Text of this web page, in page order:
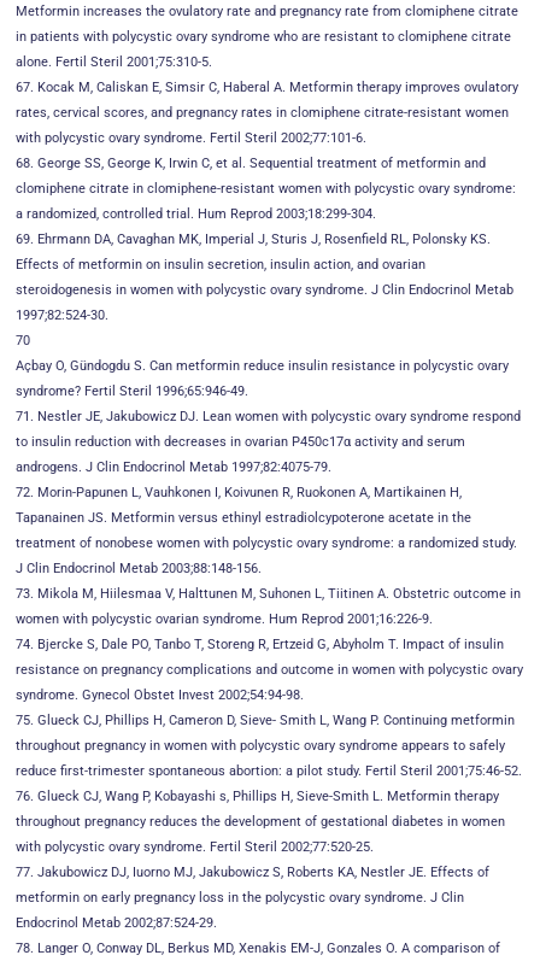
Metformin increases the ovulatory rate and pregnancy rate from clomiphene citrate
in patients with polycystic ovary syndrome who are resistant to clomiphene citrate
alone. Fertil Steril 2001;75:310-5.
67. Kocak M, Caliskan E, Simsir C, Haberal A. Metformin therapy improves ovulatory
rates, cervical scores, and pregnancy rates in clomiphene citrate-resistant women
with polycystic ovary syndrome. Fertil Steril 2002;77:101-6.
68. George SS, George K, Irwin C, et al. Sequential treatment of metformin and
clomiphene citrate in clomiphene-resistant women with polycystic ovary syndrome:
a randomized, controlled trial. Hum Reprod 2003;18:299-304.
69. Ehrmann DA, Cavaghan MK, Imperial J, Sturis J, Rosenfield RL, Polonsky KS.
Effects of metformin on insulin secretion, insulin action, and ovarian
steroidogenesis in women with polycystic ovary syndrome. J Clin Endocrinol Metab
1997;82:524-30.
70
Açbay O, Gündogdu S. Can metformin reduce insulin resistance in polycystic ovary
syndrome? Fertil Steril 1996;65:946-49.
71. Nestler JE, Jakubowicz DJ. Lean women with polycystic ovary syndrome respond
to insulin reduction with decreases in ovarian P450c17α activity and serum
androgens. J Clin Endocrinol Metab 1997;82:4075-79.
72. Morin-Papunen L, Vauhkonen I, Koivunen R, Ruokonen A, Martikainen H,
Tapanainen JS. Metformin versus ethinyl estradiolcypoterone acetate in the
treatment of nonobese women with polycystic ovary syndrome: a randomized study.
J Clin Endocrinol Metab 2003;88:148-156.
73. Mikola M, Hiilesmaa V, Halttunen M, Suhonen L, Tiitinen A. Obstetric outcome in
women with polycystic ovarian syndrome. Hum Reprod 2001;16:226-9.
74. Bjercke S, Dale PO, Tanbo T, Storeng R, Ertzeid G, Abyholm T. Impact of insulin
resistance on pregnancy complications and outcome in women with polycystic ovary
syndrome. Gynecol Obstet Invest 2002;54:94-98.
75. Glueck CJ, Phillips H, Cameron D, Sieve- Smith L, Wang P. Continuing metformin
throughout pregnancy in women with polycystic ovary syndrome appears to safely
reduce first-trimester spontaneous abortion: a pilot study. Fertil Steril 2001;75:46-52.
76. Glueck CJ, Wang P, Kobayashi s, Phillips H, Sieve-Smith L. Metformin therapy
throughout pregnancy reduces the development of gestational diabetes in women
with polycystic ovary syndrome. Fertil Steril 2002;77:520-25.
77. Jakubowicz DJ, Iuorno MJ, Jakubowicz S, Roberts KA, Nestler JE. Effects of
metformin on early pregnancy loss in the polycystic ovary syndrome. J Clin
Endocrinol Metab 2002;87:524-29.
78. Langer O, Conway DL, Berkus MD, Xenakis EM-J, Gonzales O. A comparison of